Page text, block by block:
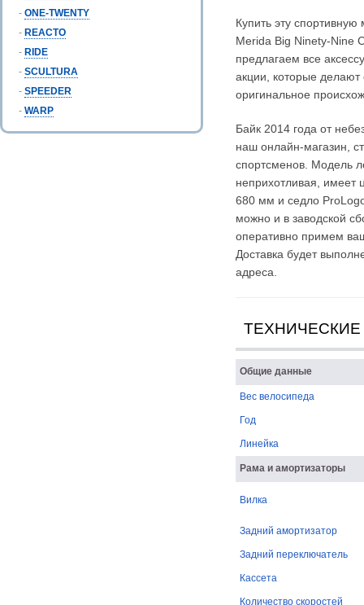
- ONE-TWENTY
- REACTO
- RIDE
- SCULTURA
- SPEEDER
- WARP
Купить эту
Merida Big Ninety-Nine
предлагаем все
акции, которые
оригинальное
Байк 2014 года от
наш онлайн-магазин,
спортсменов. Модель
неприхотливая, имеет
680 мм и седло
можно и в заводской
оперативно примем
Доставка будет
адреса.
ТЕХНИЧЕСКИЕ
Общие данные
Вес велосипеда
Год
Линейка
Рама и амортизаторы
Вилка
Задний амортизатор
Задний переключатель
Кассета
Количество скоростей